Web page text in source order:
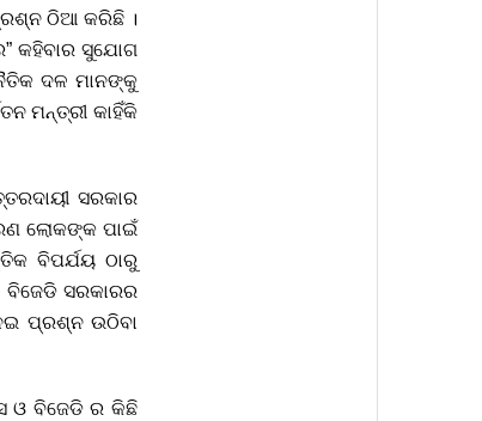
ଠିଆ କରିଛି ।
କହିବାର ସୁଯୋଗ
ଦଳ ମାନଙ୍କୁ
ମନ୍ତ୍ରୀ କାହିଁକି
ସରକାର
ଲୋକଙ୍କ ପାଇଁ
ବିପର୍ଯୟ ଠାରୁ
ବିଜେଡି ସରକାରର
ପ୍ରଶ୍ନ ଉଠିବା
ଓ ବିଜେଡି ର କିଛି